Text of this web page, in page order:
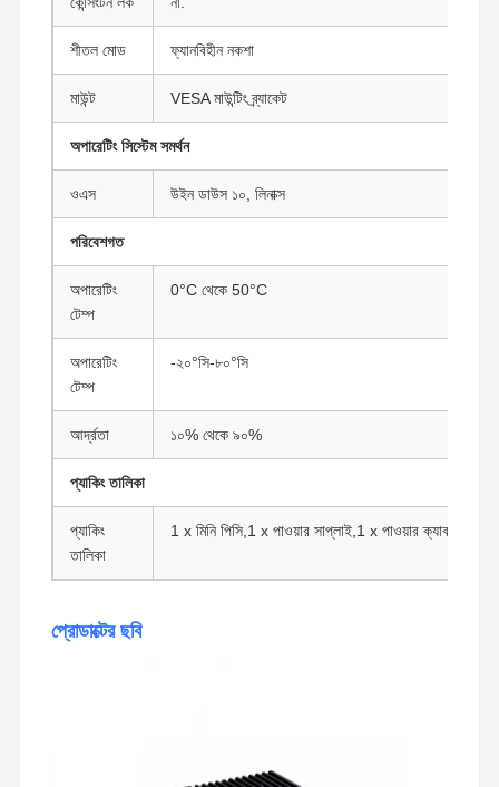
শীতল মোড ফ্যানবিহীন নকশা
মাউন্ট VESA মাউন্টিং ব্র্যাকেট
অপারেটিং সিস্টেম সমর্থন
ওএস উইন ডাউস ১০, লিনাক্স
পরিবেশগত
অপারেটিং
টেম্প
0°C থেকে 50°C
অপারেটিং
টেম্প
-২০°সি-৮০°সি
আর্দ্রতা ১০% থেকে ৯০%
প্যাকিং তালিকা
প্যাকিং
তালিকা
1 x মিনি পিসি,1 x পাওয়ার সাপ্লাই,1 x পাওয়ার ক্যাবল,1 x
প্রোডাক্টের ছবি